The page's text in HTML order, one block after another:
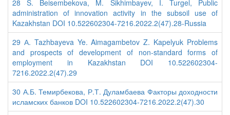
28 S. Beisembekova, M. Sikhimbayev, I. Turgel, Public
administration of innovation activity in the subsoil use of
Kazakhstan DOI 10.522602304-7216.2022.2(47).28-Russia
29 А. Tazhbayeva Ye. Aimagambetov Z. Kapelyuk Problems
and prospects of development of non-standard forms of
employment in Kazakhstan DOI 10.522602304-
7216.2022.2(47).29
30 А.Б. Темирбекова, Р.Т. Дуламбаева Факторы доходности
исламских банков DOI 10.522602304-7216.2022.2(47).30